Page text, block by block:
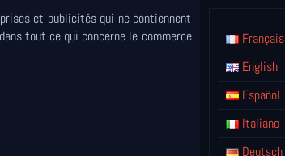
et publicités qui ne contiennent
tout ce qui concerne le commerce
Français
English
Español
Italiano
Deutsch